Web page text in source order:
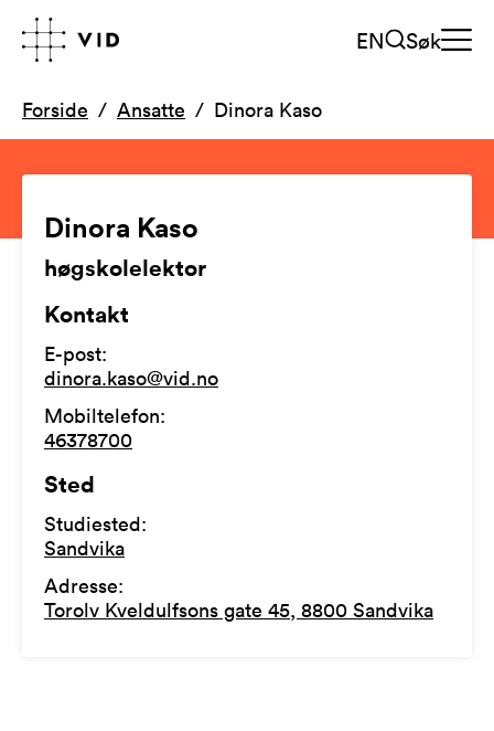
EN Søk
Forside Ansatte Dinora Kaso
Dinora Kaso
høgskolelektor
Kontakt
E-post:
dinora.kaso@vid.no
Mobiltelefon:
46378700
Sted
Studiested:
Sandvika
Adresse:
Torolv Kveldulfsons gate 45, 8800 Sandvika